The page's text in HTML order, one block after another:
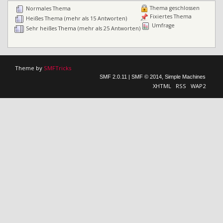
Normales Thema
Heißes Thema (mehr als 15 Antworten)
Sehr heißes Thema (mehr als 25 Antworten)
Thema geschlossen
Fixiertes Thema
Umfrage
Theme by SMFTricks
SMF 2.0.11 SMF © 2014, Simple Machines
XHTML RSS WAP2